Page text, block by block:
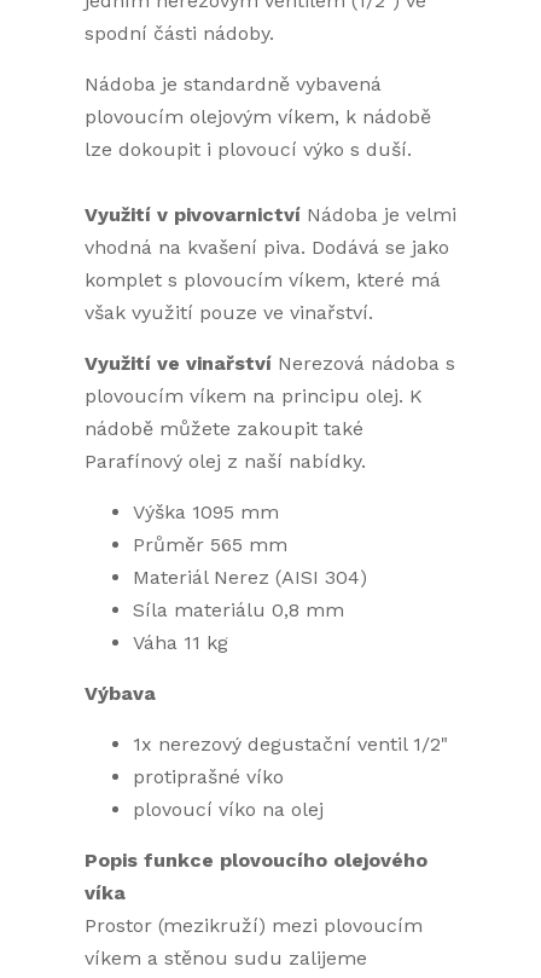
spodní části nádoby.
Nádoba je standardně vybavená
plovoucím olejovým víkem, k nádobě
lze dokoupit i plovoucí výko s duší.
Využití v pivovarnictví Nádoba je velmi
vhodná na kvašení piva. Dodává se jako
komplet s plovoucím víkem, které má
však využití pouze ve vinařství.
Využití ve vinařství Nerezová nádoba s
plovoucím víkem na principu olej. K
nádobě můžete zakoupit také
Parafínový olej z naší nabídky.
Výška 1095 mm
Průměr 565 mm
Materiál Nerez (AISI 304)
Síla materiálu 0,8 mm
Váha 11 kg
Výbava
1x nerezový degustační ventil 1/2"
protiprašné víko
plovoucí víko na olej
Popis funkce plovoucího olejového
víka
Prostor (mezikruží) mezi plovoucím
víkem a stěnou sudu zalijeme